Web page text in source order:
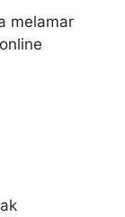
melamar